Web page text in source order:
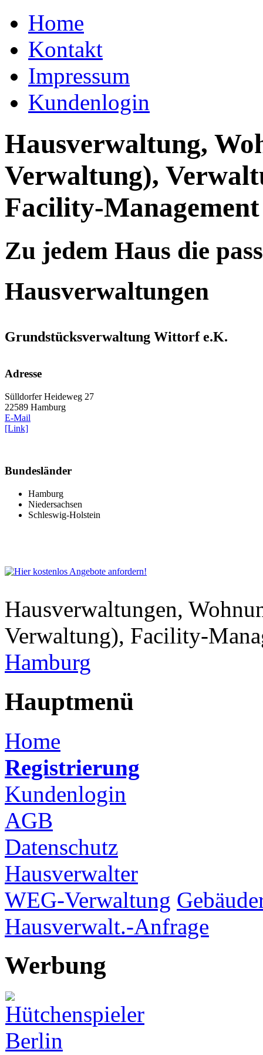
Home
Kontakt
Impressum
Kundenlogin
Hausverwaltung,
Verwaltung),
Facility-Management
Zu jedem Haus die
Hausverwaltungen
Grundstücksverwaltung Wittorf e.K.
Adresse
Sülldorfer Heideweg 27
22589 Hamburg
E-Mail
[Link]
Bundesländer
Hamburg
Niedersachsen
Schleswig-Holstein
Hausverwaltungen,
Verwaltung), Facility-
Hamburg
Hauptmenü
Home
Registrierung
Kundenlogin
AGB
Datenschutz
Hausverwalter
WEG-Verwaltung
Hausverwalt.-Anfrage
Werbung